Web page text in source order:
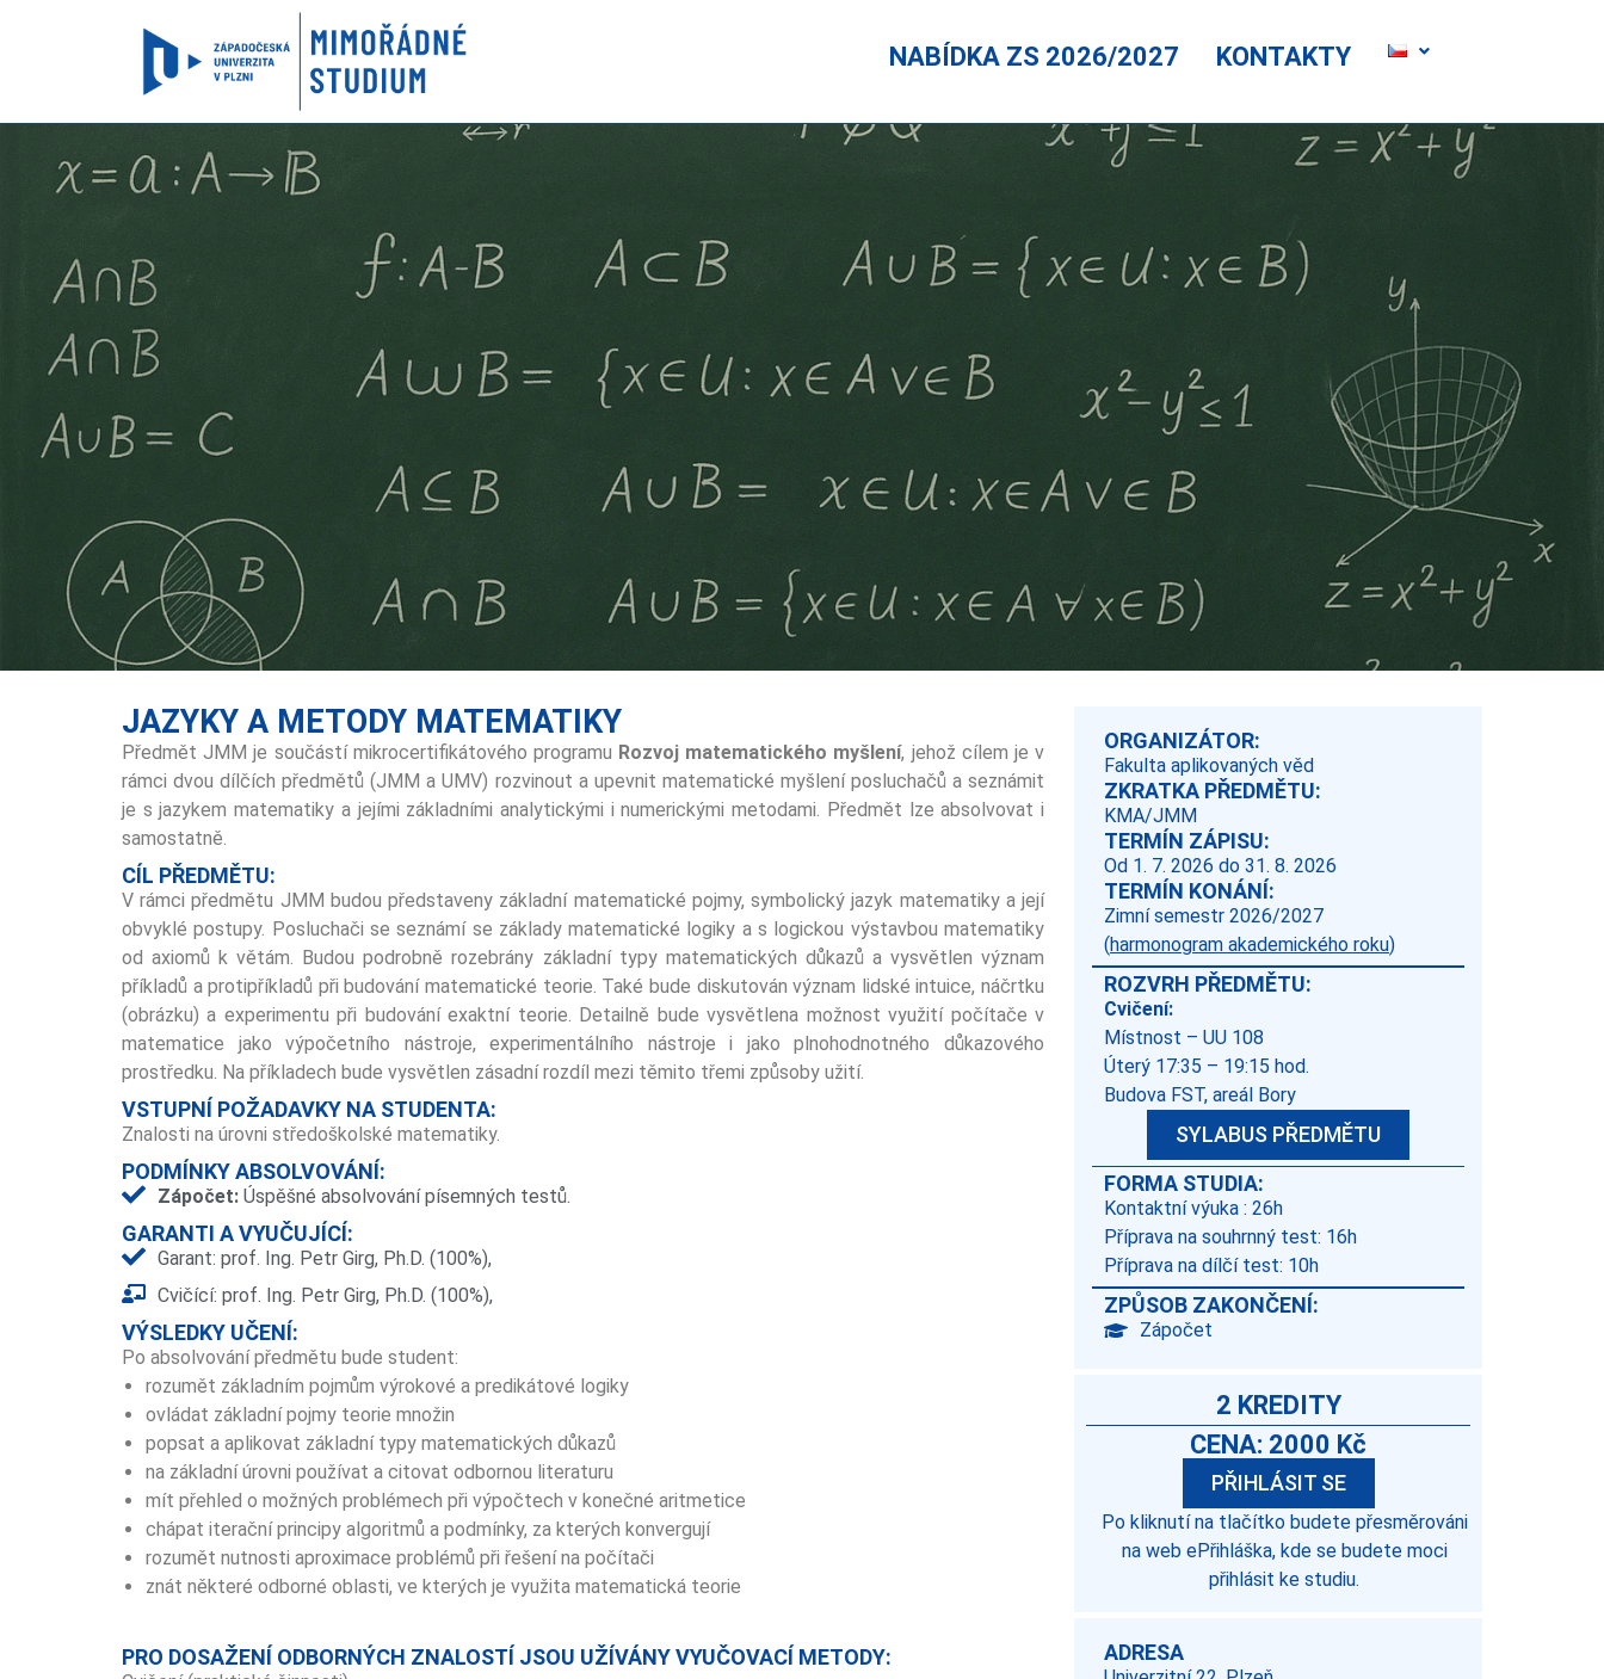
NABÍDKA ZS 2026/2027 KONTAKTY
JAZYKY A METODY MATEMATIKY
Předmět JMM je součástí mikrocertifikátového programu Rozvoj matematického myšlení, jehož cílem je v
rámci dvou dílčích předmětů (JMM a UMV) rozvinout a upevnit matematické myšlení posluchačů a seznámit
je s jazykem matematiky a jejími základními analytickými i numerickými metodami. Předmět lze absolvovat i
samostatně.
CÍL PŘEDMĚTU:
V rámci předmětu JMM budou představeny základní matematické pojmy, symbolický jazyk matematiky a její
obvyklé postupy. Posluchači se seznámí se základy matematické logiky a s logickou výstavbou matematiky
od axiomů k větám. Budou podrobně rozebrány základní typy matematických důkazů a vysvětlen význam
příkladů a protipříkladů při budování matematické teorie. Také bude diskutován význam lidské intuice, náčrtku
(obrázku) a experimentu při budování exaktní teorie. Detailně bude vysvětlena možnost využití počítače v
matematice jako výpočetního nástroje, experimentálního nástroje i jako plnohodnotného důkazového
prostředku. Na příkladech bude vysvětlen zásadní rozdíl mezi těmito třemi způsoby užití.
VSTUPNÍ POŽADAVKY NA STUDENTA:
Znalosti na úrovni středoškolské matematiky.
PODMÍNKY ABSOLVOVÁNÍ:
Zápočet: Úspěšné absolvování písemných testů.
GARANTI A VYUČUJÍCÍ:
Garant: prof. Ing. Petr Girg, Ph.D. (100%),
Cvičící: prof. Ing. Petr Girg, Ph.D. (100%),
VÝSLEDKY UČENÍ:
Po absolvování předmětu bude student:
rozumět základním pojmům výrokové a predikátové logiky
ovládat základní pojmy teorie množin
popsat a aplikovat základní typy matematických důkazů
na základní úrovni používat a citovat odbornou literaturu
mít přehled o možných problémech při výpočtech v konečné aritmetice
chápat iterační principy algoritmů a podmínky, za kterých konvergují
rozumět nutnosti aproximace problémů při řešení na počítači
znát některé odborné oblasti, ve kterých je využita matematická teorie
PRO DOSAŽENÍ ODBORNÝCH ZNALOSTÍ JSOU UŽÍVÁNY VYUČOVACÍ METODY:
ORGANIZÁTOR:
Fakulta aplikovaných věd
ZKRATKA PŘEDMĚTU:
KMA/JMM
TERMÍN ZÁPISU:
Od 1. 7. 2026 do 31. 8. 2026
TERMÍN KONÁNÍ:
Zimní semestr 2026/2027
(harmonogram akademického roku)
ROZVRH PŘEDMĚTU:
Cvičení:
Místnost – UU 108
Úterý 17:35 – 19:15 hod.
Budova FST, areál Bory
SYLABUS PŘEDMĚTU
FORMA STUDIA:
Kontaktní výuka : 26h
Příprava na souhrnný test: 16h
Příprava na dílčí test: 10h
ZPŮSOB ZAKONČENÍ:
Zápočet
2 KREDITY
CENA: 2000 Kč
PŘIHLÁSIT SE
Po kliknutí na tlačítko budete přesměrováni
na web ePřihláška, kde se budete moci
přihlásit ke studiu.
ADRESA